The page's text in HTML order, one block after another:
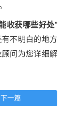
收获哪些好处”
不明白的地方
问为您详细解
下一篇